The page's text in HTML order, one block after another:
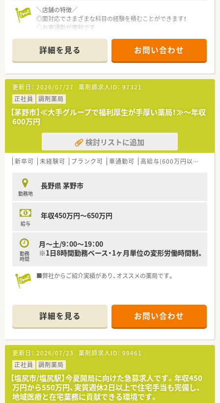
＼店舗の特徴／
◎面対応でさまざまな科目の経験を積むことができます！
◎お車通勤が便利です
＼会社の特徴／
◎大手ドラッグチェーンのグループ会社
◎甲信越エリアにドミナント展開。
◎甲信越エリアのシェアNO.1を目指しています！
＼働く環境／
◎高齢化への対応や調剤の併設等、地域に密着したサポートが強
みです！
「楽しんで頂ける売場」・「気配りの利いた商品構成・接客」を目指
し、
攻めの販売活動を展開しております。
◎お客様の生活全般をカバーできる食品・日用品などを充実させ
るなど、
地域に合わせた事業展開に強みを有しています。
のお手伝いが出来ます。
調剤だけにこだわらず、明るく人と話すのが好きだという方に楽
＼教育・研修制度／
◎充実した研修制度と福利厚生が整っています！
⇒新人研修、登録販売者取得研修、営業研修（医薬品・化粧品な
⇒e-ラーニングシステム、通信教育資格取得援助制度、研修認定
◎通勤手当(上限50,000円)、各種資格手当、時間外手当、役職手当
など
◎社会保険完備、確定拠出年金制度、買物割引制度、財形貯蓄、持
◎団体薬剤師賠償責任保険
◎転勤時借上住宅（個人負担なし、特別勤務手当て最大3万円支
給あり）
◎研修認定薬剤師並びに実務実習指導薬剤師認定資格取得補助、
他
◎労働組合あり！
詳細を見る お問い合わせ
更新日： 2026/07/27 薬剤師求人ID： 97321
正社員
調剤薬局
【茅野市】≪大手グループで福利厚生が手厚い薬局！≫～年収
600万円
検討リストに追加
新卒可 未経験可 ブランク可 車通勤可 高給与(600万円以上)
勤務地
長野県 茅野市
給与
年収450万円～650万円
勤務
時間
月～土/9：00～19：00
※1日8時間勤務ベース・1ヶ月単位の変形労働時間制。
■弊社からご紹介実績があり、オススメの薬局です。
詳細を見る お問い合わせ
更新日： 2026/07/23 薬剤師求人ID： 99461
正社員
調剤薬局
【塩尻市/塩尻駅】今夏開局に向けた急募求人です。年収450
万円から550万円、実質週休2日以上で住宅手当も完備し、
地域医療と在宅業務に貢献できる環境です。